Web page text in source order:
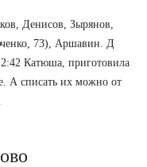
Денисов, Зырянов,
73), Аршавин. Д
Катюша, приготовила
А списать их можно от